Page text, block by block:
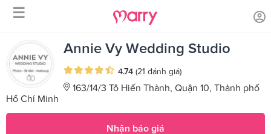
☰
Trang chủ Sản phẩm dịch vụ / Ngoại Cảnh Sài Gòn 8.000.000Đ
Annie Vy Wedding Studio
4.74 (21 đánh giá)
163/14/3 Tô Hiến Thành, Quận 10, Thành phố
Hồ Chí Minh
Nhận báo giá